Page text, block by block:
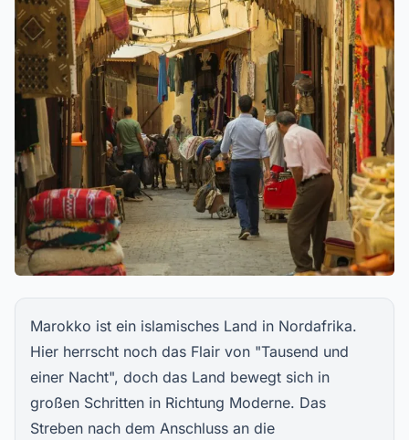
Marokko ist ein islamisches Land in Nordafrika.
Hier herrscht noch das Flair von "Tausend und
einer Nacht", doch das Land bewegt sich in
großen Schritten in Richtung Moderne. Das
Streben nach dem Anschluss an die